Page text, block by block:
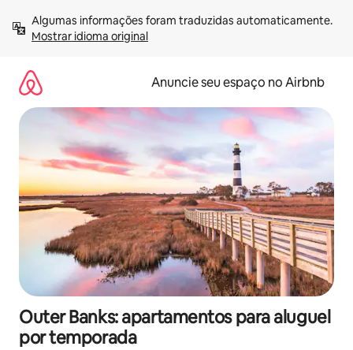
para
Mostrar idioma original
Anuncie seu espaço no Airbnb
Outer Banks: apartamentos para aluguel
por temporada